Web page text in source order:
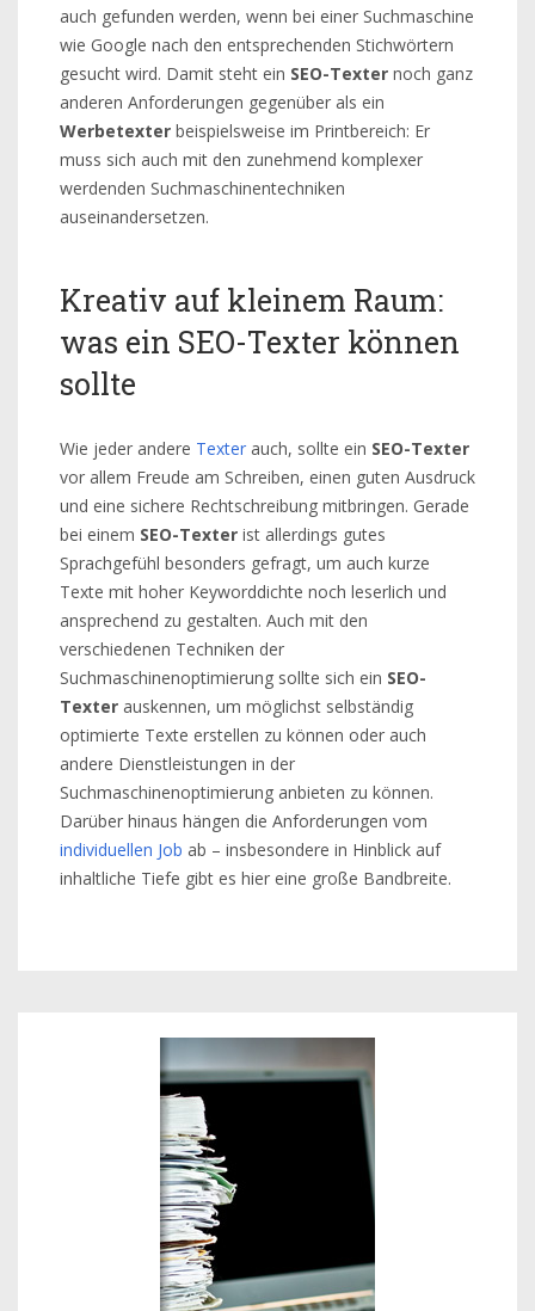
auch gefunden werden, wenn bei einer Suchmaschine
wie Google nach den entsprechenden Stichwörtern
gesucht wird. Damit steht ein SEO-Texter noch ganz
anderen Anforderungen gegenüber als ein
Werbetexter beispielsweise im Printbereich: Er
muss sich auch mit den zunehmend komplexer
werdenden Suchmaschinentechniken
auseinandersetzen.
Kreativ auf kleinem Raum:
was ein SEO-Texter können
sollte
Wie jeder andere Texter auch, sollte ein SEO-Texter
vor allem Freude am Schreiben, einen guten Ausdruck
und eine sichere Rechtschreibung mitbringen. Gerade
bei einem SEO-Texter ist allerdings gutes
Sprachgefühl besonders gefragt, um auch kurze
Texte mit hoher Keyworddichte noch leserlich und
ansprechend zu gestalten. Auch mit den
verschiedenen Techniken der
Suchmaschinenoptimierung sollte sich ein SEO-
Texter auskennen, um möglichst selbständig
optimierte Texte erstellen zu können oder auch
andere Dienstleistungen in der
Suchmaschinenoptimierung anbieten zu können.
Darüber hinaus hängen die Anforderungen vom
individuellen Job ab – insbesondere in Hinblick auf
inhaltliche Tiefe gibt es hier eine große Bandbreite.